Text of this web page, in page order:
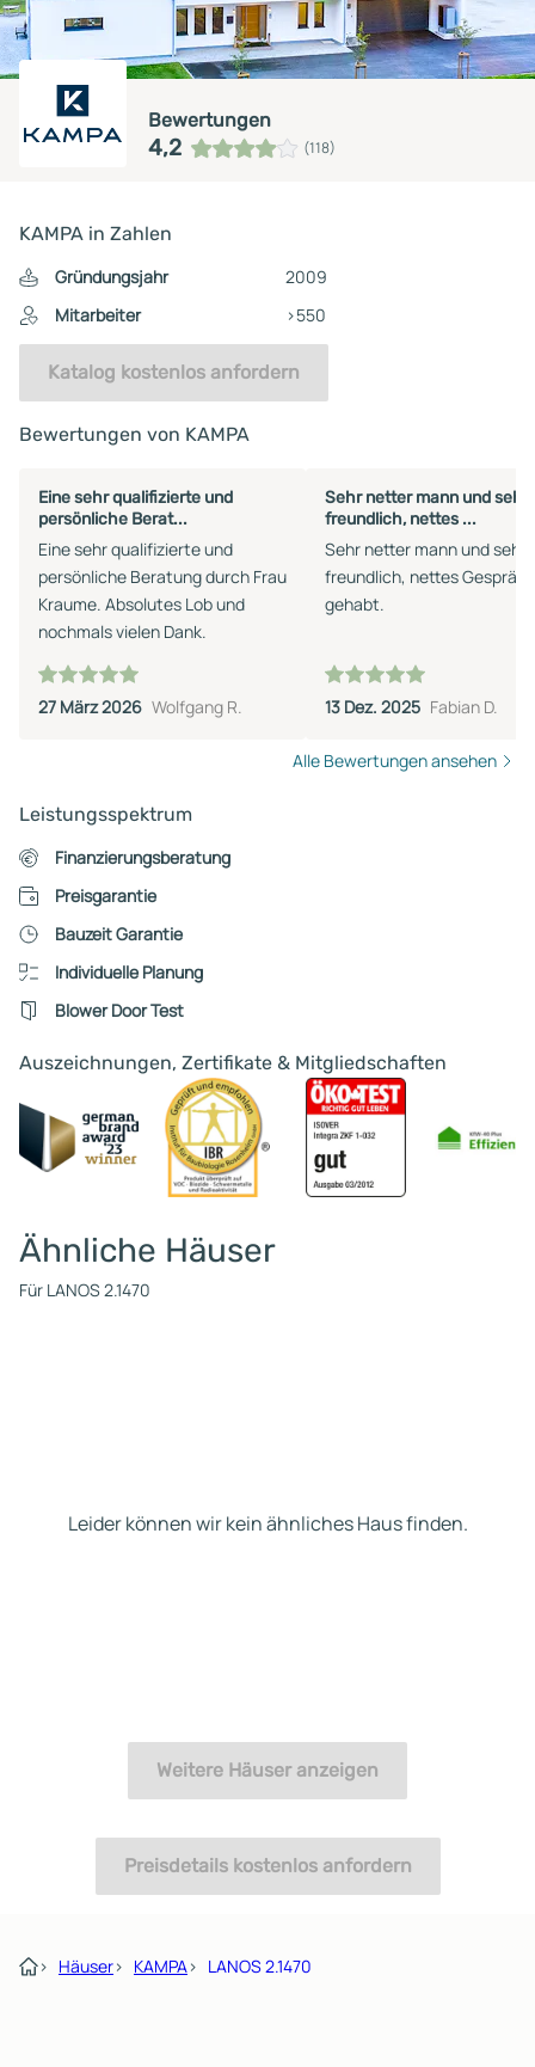
Bewertungen
4,2 (118)
KAMPA in Zahlen
Gründungsjahr
2009
Mitarbeiter
>550
Katalog kostenlos anfordern
Bewertungen von KAMPA
Eine sehr qualifizierte und
persönliche Berat...
Eine sehr qualifizierte und
persönliche Beratung durch Frau
Kraume. Absolutes Lob und
nochmals vielen Dank.
27 März 2026 Wolfgang R.
Sehr netter mann und sehr
freundlich, nettes ...
Sehr netter mann und sehr
freundlich, nettes Gespräch
gehabt.
13 Dez. 2025 Fabian D.
Alle Bewertungen ansehen
Leistungsspektrum
Finanzierungsberatung
Preisgarantie
Bauzeit Garantie
Individuelle Planung
Blower Door Test
Auszeichnungen, Zertifikate & Mitgliedschaften
Ähnliche Häuser
Für LANOS 2.1470
Leider können wir kein ähnliches Haus finden.
Weitere Häuser anzeigen
Preisdetails kostenlos anfordern
› Häuser› KAMPA› LANOS 2.1470